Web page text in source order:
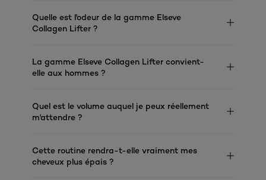
Quelle est l'odeur de la gamme Elseve
Collagen Lifter ?
La gamme Elseve Collagen Lifter convient-
elle aux hommes ?
Quel est le volume auquel je peux réellement
m'attendre ?
Cette routine rendra-t-elle vraiment mes
cheveux plus épais ?